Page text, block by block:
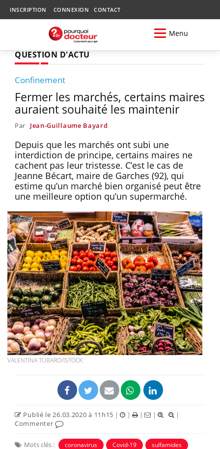
INSCRIPTION CONNEXION CONTACT
Menu
QUESTION D'ACTU
Confinement
Fermer les marchés, certains maires
auraient souhaité les maintenir
Par Jean-Guillaume Bayard
Depuis que les marchés ont subi une
interdiction de principe, certains maires ne
cachent pas leur tristesse. C’est le cas de
Jeanne Bécart, maire de Garches (92), qui
estime qu’un marché bien organisé peut être
une meilleure option qu’un supermarché.
VALENTINA TUBARO/ISTOCK
Publié le 26.03.2020 à 11h15 | | | |
|
Commenter
Mots clés : coronavirus Covid-19 sulfamides